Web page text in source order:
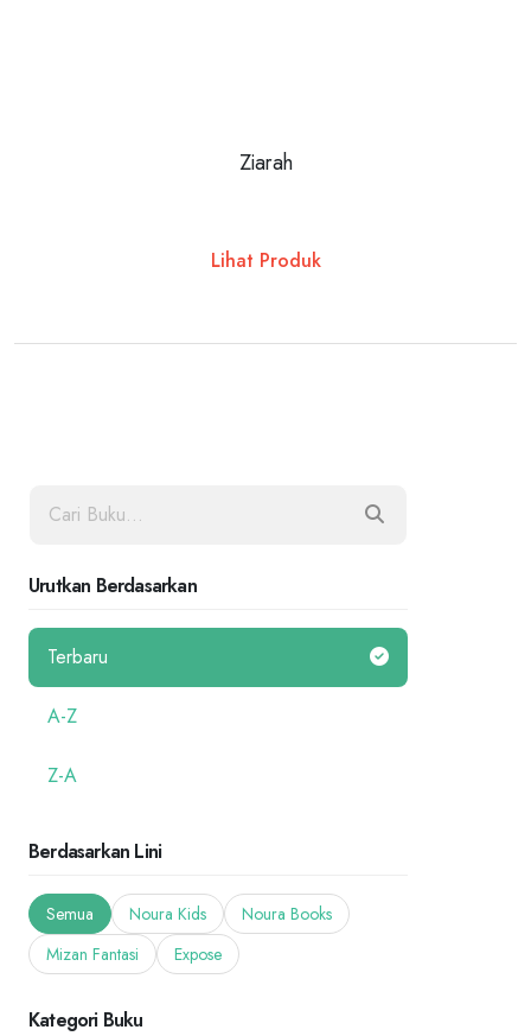
Ziarah
Lihat Produk
Urutkan Berdasarkan
Terbaru
A-Z
Z-A
Berdasarkan Lini
Semua Noura Kids
Noura Books
Mizan Fantasi
Expose
Kategori Buku